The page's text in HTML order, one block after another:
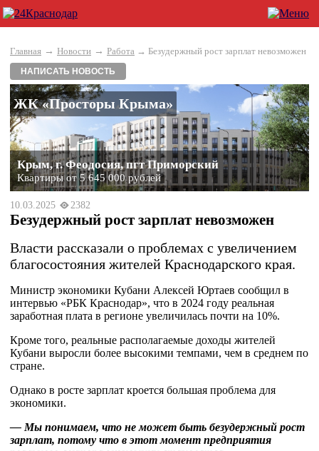
Главная → Новости → Работа → Безудержный рост зарплат невозможен
НАПИСАТЬ НОВОСТЬ
ЖК «Просторы Крыма»
Крым, г. Феодосия, пгт Приморский
Квартиры от 5 645 000 рублей
10.03.2025 2382
Безудержный рост зарплат невозможен
Власти рассказали о проблемах с увеличением
благосостояния жителей Краснодарского края.
Министр экономики Кубани Алексей Юртаев сообщил в
интервью «РБК Краснодар», что в 2024 году реальная
заработная плата в регионе увеличилась почти на 10%.
Кроме того, реальные располагаемые доходы жителей
Кубани выросли более высокими темпами, чем в среднем по
стране.
Однако в росте зарплат кроется большая проблема для
экономики.
— Мы понимаем, что не может быть безудержный рост
зарплат, потому что в этот момент предприятия